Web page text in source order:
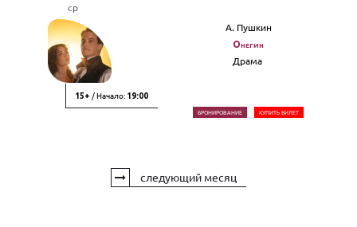
ср
15+ / Начало: 19:00
А. Пушкин
Онегин
Драма
БРОНИРОВАНИЕ КУПИТЬ БИЛЕТ
следующий месяц